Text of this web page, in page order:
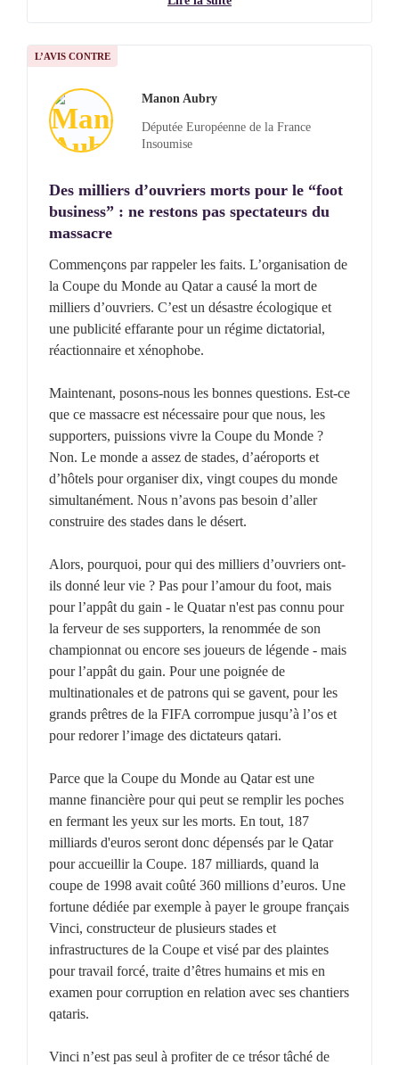
L’AVIS CONTRE
Manon Aubry
Députée Européenne de la France
Insoumise
Des milliers d’ouvriers morts pour le “foot
business” : ne restons pas spectateurs du
massacre
Commençons par rappeler les faits. L’organisation de
la Coupe du Monde au Qatar a causé la mort de
milliers d’ouvriers. C’est un désastre écologique et
une publicité effarante pour un régime dictatorial,
réactionnaire et xénophobe.
Maintenant, posons-nous les bonnes questions. Est-ce
que ce massacre est nécessaire pour que nous, les
supporters, puissions vivre la Coupe du Monde ?
Non. Le monde a assez de stades, d’aéroports et
d’hôtels pour organiser dix, vingt coupes du monde
simultanément. Nous n’avons pas besoin d’aller
construire des stades dans le désert.
Alors, pourquoi, pour qui des milliers d’ouvriers ont-
ils donné leur vie ? Pas pour l’amour du foot, mais
pour l’appât du gain - le Quatar n'est pas connu pour
la ferveur de ses supporters, la renommée de son
championnat ou encore ses joueurs de légende - mais
pour l’appât du gain. Pour une poignée de
multinationales et de patrons qui se gavent, pour les
grands prêtres de la FIFA corrompue jusqu’à l’os et
pour redorer l’image des dictateurs qatari.
Parce que la Coupe du Monde au Qatar est une
manne financière pour qui peut se remplir les poches
en fermant les yeux sur les morts. En tout, 187
milliards d'euros seront donc dépensés par le Qatar
pour accueillir la Coupe. 187 milliards, quand la
coupe de 1998 avait coûté 360 millions d’euros. Une
fortune dédiée par exemple à payer le groupe français
Vinci, constructeur de plusieurs stades et
infrastructures de la Coupe et visé par des plaintes
pour travail forcé, traite d’êtres humains et mis en
examen pour corruption en relation avec ses chantiers
qataris.
Vinci n’est pas seul à profiter de ce trésor tâché de